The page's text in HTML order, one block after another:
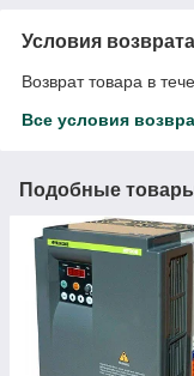
Условия возврата
Возврат товара в
Все условия
Подобные